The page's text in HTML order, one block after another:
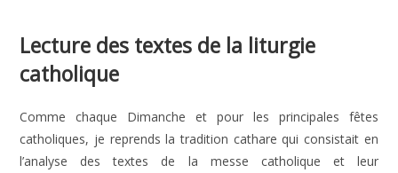
Lecture des textes de la liturgie
catholique
Comme chaque Dimanche et pour les principales fêtes
catholiques, je reprends la tradition cathare qui consistait en
l’analyse des textes de la messe catholique et leur